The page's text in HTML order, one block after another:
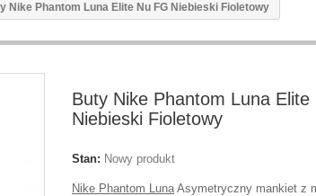
Nike Phantom Luna Elite Nu FG Niebieski Fioletowy
Buty Nike Phantom Luna Elite
Niebieski Fioletowy
Stan: Nowy produkt
Nike Phantom LunaAsymetryczny mankiet z